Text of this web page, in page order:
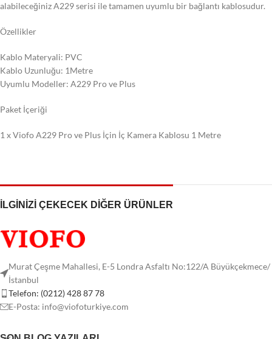
alabileceğiniz A229 serisi ile tamamen uyumlu bir bağlantı kablosudur.
Özellikler
Kablo Materyali: PVC
Kablo Uzunluğu: 1Metre
Uyumlu Modeller: A229 Pro ve Plus
Paket İçeriği
1 x Viofo A229 Pro ve Plus İçin İç Kamera Kablosu 1 Metre
İLGİNİZİ ÇEKECEK DİĞER ÜRÜNLER
Murat Çeşme Mahallesi, E-5 Londra Asfaltı No:122/A Büyükçekmece/
İstanbul
Telefon: (0212) 428 87 78
E-Posta: info@viofoturkiye.com